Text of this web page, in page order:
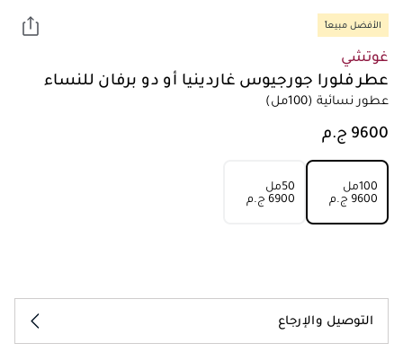
الأفضل مبيعاً
غوتشي
عطر فلورا جورجيوس غاردينيا أو دو برفان للنساء
عطور نسائية (100مل)
100مل
⁦9600⁩ ج.م
50مل
⁦6900⁩ ج.م
التوصيل والإرجاع